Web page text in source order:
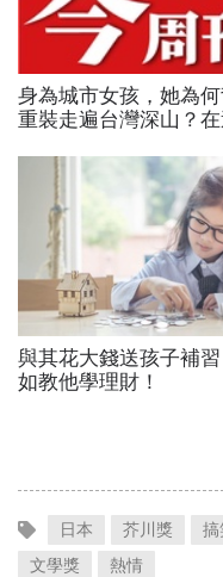
身為城市女孩，她為
重裝走遍台灣深山？
與其花大錢送孩子補
如教他學理財！
日本 芥川獎 搞
文學獎
熱情